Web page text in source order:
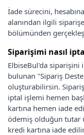
İade sürecini,
alanından ilgili
bölümünden
Siparişimi nasıl
ElbiseBul'da siparişini
bulunan "Sipariş
oluşturabilirsin.
iptal işlemi hemen
kartına hemen iade
ödemiş olduğun tutar
kredi kartına iade